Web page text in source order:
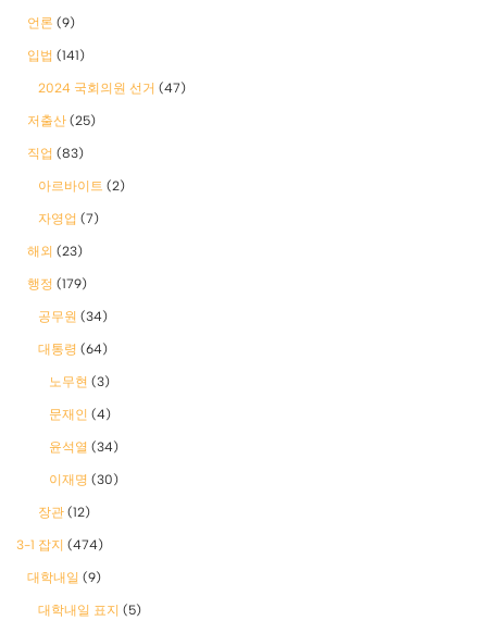
언론 (9)
입법 (141)
2024 국회의원 선거 (47)
저출산 (25)
직업 (83)
아르바이트 (2)
자영업 (7)
해외 (23)
행정 (179)
공무원 (34)
대통령 (64)
노무현 (3)
문재인 (4)
윤석열 (34)
이재명 (30)
장관 (12)
3-1 잡지 (474)
대학내일 (9)
대학내일 표지 (5)